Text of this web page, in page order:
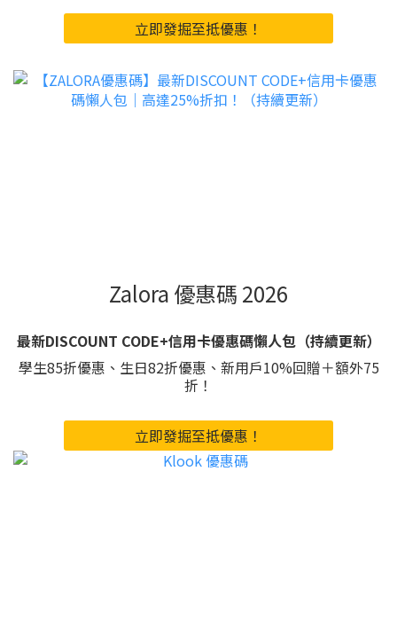
立即發掘至抵優惠！
Zalora 優惠碼 2026
最新DISCOUNT CODE+信用卡優惠碼懶人包（持續更新）
學生85折優惠、生日82折優惠、新用戶10%回贈＋額外75
折！
立即發掘至抵優惠！